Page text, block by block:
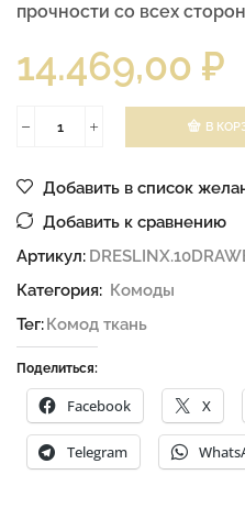
прочности со всех
14.469,00 ₽
В
Добавить в список
Добавить к сравнению
Артикул:
Категория: Комоды
Тег:Комод ткань
Поделиться:
Facebook X
Telegram